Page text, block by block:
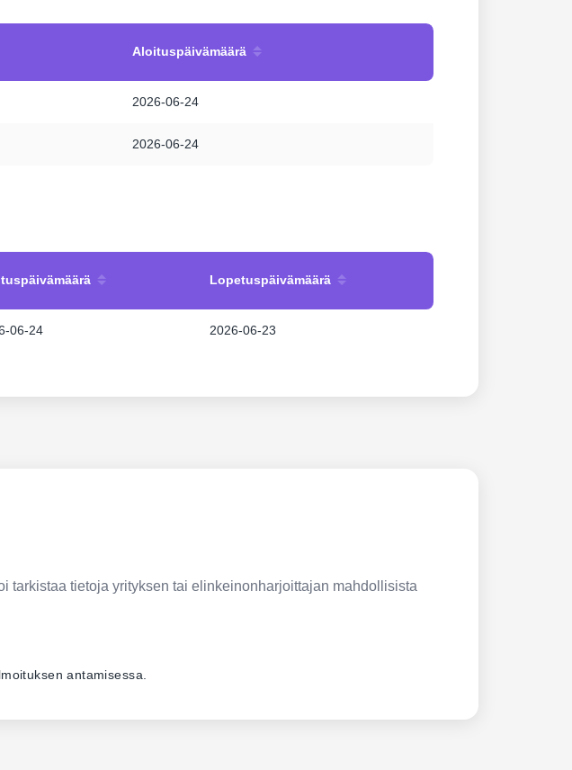
Aloituspäivämäärä
2026-06-24
2026-06-24
Lopetuspäivämäärä
06-24 2026-06-23
tarkistaa tietoja yrityksen tai elinkeinonharjoittajan mahdollisista
antamisessa.